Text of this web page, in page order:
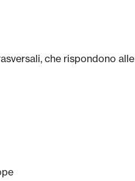
che rispondono